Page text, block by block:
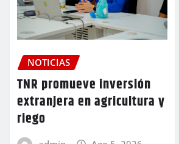
NOTICIAS
TNR promueve inversión
extranjera en agricultura y
riego